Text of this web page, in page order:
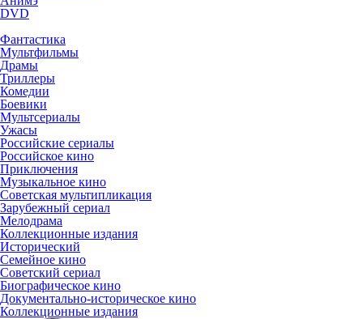
DVD
Фантастика
Мультфильмы
Драмы
Триллеры
Комедии
Боевики
Мультсериалы
Ужасы
Российские сериалы
Российское кино
Приключения
Музыкальное кино
Советская мультипликация
Зарубежный сериал
Мелодрама
Коллекционные издания
Исторический
Семейное кино
Советский сериал
Биографическое кино
Документально-историческое кино
Коллекционные издания